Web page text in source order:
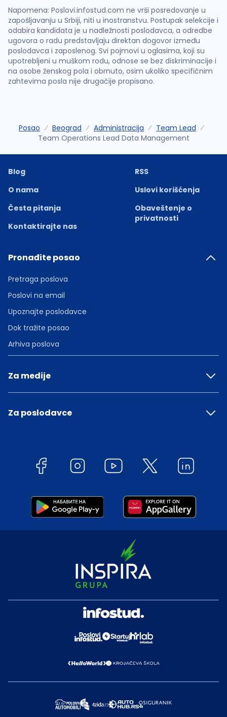
Napomena: Poslovi.infostud.com ne vrši posredovanje u
zapošljavanju u Srbiji, niti u inostranstvu. Postupak selekcije i
odabira kandidata je u nadležnosti poslodavca, a odredbe
ugovora o radu predstavljaju direktan dogovor između
poslodavca i zaposlenog. Svi pojmovi u oglasima, koji su
upotrebljeni u muškom rodu, odnose se bez diskriminacije i
na osobe ženskog pola i obrnuto, osim ukoliko specifičnim
zahtevima posla nije drugačije propisano.
Posao Beograd Administracija
Team Lead
Team Operations Lead Data Management
Blog
O nama
Česta pitanja
Kontaktirajte nas
RSS
Uslovi korišćenja
Obaveštenje o
privatnosti
Pronađite posao
Pretraga poslova
Poslovi na email
Upoznajte poslodavce
Dok tražite posao
Arhiva poslova
Za medije
Za poslodavce